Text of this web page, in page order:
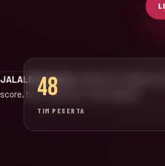
JALALIVE Update:
halaman ini adalah
score, hasil, klasemen, dan highlight.
48
TIM PESERTA